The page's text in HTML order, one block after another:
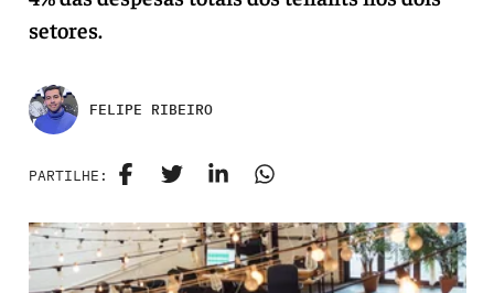
setores.
FELIPE RIBEIRO
PARTILHE: